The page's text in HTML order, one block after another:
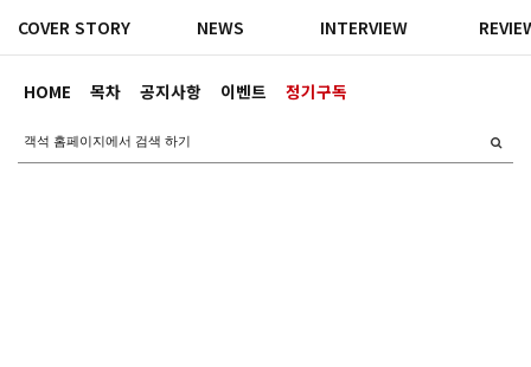
HOME 목차 공지사항 이벤트 정기구독
COVER STORY NEWS INTERVIEW